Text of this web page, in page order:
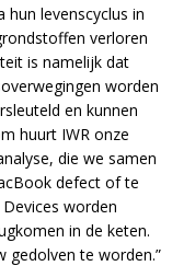
levenscyclus in
verloren
is namelijk dat
worden
en kunnen
huurt IWR onze
die we samen
defect of te
worden
in de keten.
gedolven te worden.”